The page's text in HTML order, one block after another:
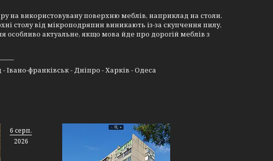
на використовувану поверхню меблів, наприклад на столи.
столу від мікроподряпин виникають із-за скупчення пилу,
актуальне, якщо мова йде про дорогій меблів з
Івано-франківськ - Дніпро - Харків - Одеса
6 серп.
2026